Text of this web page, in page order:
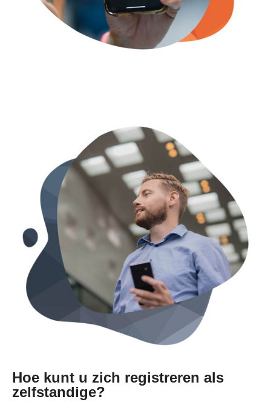
Hoe kunt u zich registreren als
zelfstandige?